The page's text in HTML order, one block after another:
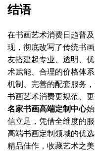
结语
在书画艺术消费日趋普
现，彻底改写了传统书
友搭建起专业、透明、
术赋能、合理的价格体
机制、完善的配套服务
书画艺术消费更规范、
名家书画高端定制中心
信立足，凭借全维度的
高端书画定制领域的优
精品佳作，收藏艺术之美